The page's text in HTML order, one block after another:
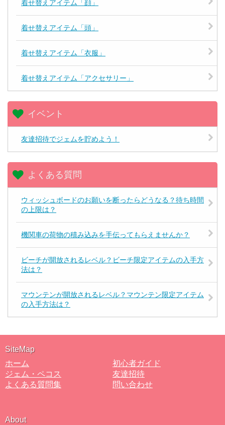
着せ替えアイテム「顔」
着せ替えアイテム「頭」
着せ替えアイテム「衣服」
着せ替えアイテム「アクセサリー」
イベント
友達招待でジェムを貯めよう！
よくある質問
ウィッシュボードのお願いを断ったらどうなる？待ち時間
の上限は？
機関車の荷物の積み込みを手伝ってもらえませんか？
ビーチが開放されるレベル？ビーチ限定アイテムの入手方
法は？
マウンテンが開放されるレベル？マウンテン限定アイテム
の入手方法は？
SiteMap
ホーム
初心者ガイド
ジェム・ペコス
友達招待
よくある質問集
問い合わせ
About